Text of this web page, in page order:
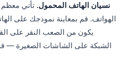
نسيان الهاتف المحمول. تأتي
الهواتف. قم بمعاينة نموذجك على
يكون من الصعب النقر على
الشبكة على الشاشات الصغيرة —